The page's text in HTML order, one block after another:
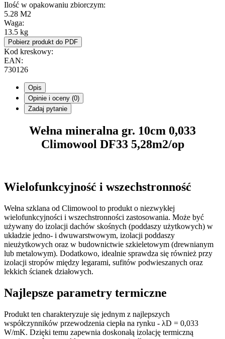
Ilość w opakowaniu zbiorczym:
5.28 M2
Waga:
13.5 kg
Pobierz produkt do PDF
Kod kreskowy:
EAN:
730126
Opis
Opinie i oceny (0)
Zadaj pytanie
Wełna mineralna gr. 10cm 0,033
Climowool DF33 5,28m2/op
Wielofunkcyjność i wszechstronność
Wełna szklana od Climowool to produkt o niezwykłej
wielofunkcyjności i wszechstronności zastosowania. Może być
używany do izolacji dachów skośnych (poddaszy użytkowych) w
układzie jedno- i dwuwarstwowym, izolacji poddaszy
nieużytkowych oraz w budownictwie szkieletowym (drewnianym
lub metalowym). Dodatkowo, idealnie sprawdza się również przy
izolacji stropów między legarami, sufitów podwieszanych oraz
lekkich ścianek działowych.
Najlepsze parametry termiczne
Produkt ten charakteryzuje się jednym z najlepszych
współczynników przewodzenia ciepła na rynku - λD = 0,033
W/mK. Dzięki temu zapewnia doskonałą izolację termiczną